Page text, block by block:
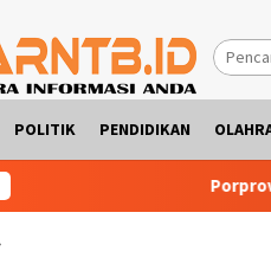
POLITIK PENDIDIKAN
Porprov NTB